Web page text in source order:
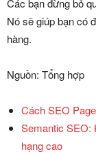
Các bạn đừng bỏ
Nó sẽ giúp bạn có
hàng.
Nguồn: Tổng hợp
Cách SEO
Semantic SEO:
hạng cao